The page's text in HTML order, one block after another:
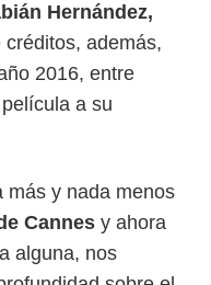
Hernández,
además,
2016, entre
a su
más y nada menos
Cannes y ahora
alguna, nos